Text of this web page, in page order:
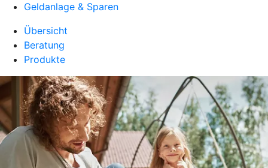
Geldanlage & Sparen
Übersicht
Beratung
Produkte